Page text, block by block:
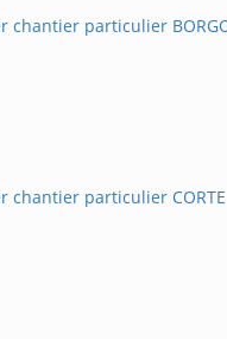
chantier particulier
chantier particulier CORTE